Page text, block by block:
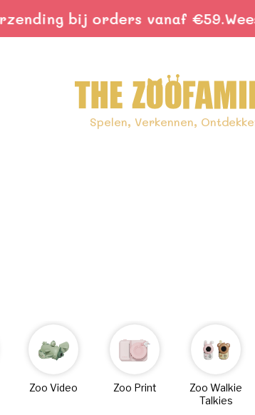
bij orders vanaf €59.Wees
Spelen, Verkennen,
Zoo Video Zoo Print
Zoo Walkie
Talkies